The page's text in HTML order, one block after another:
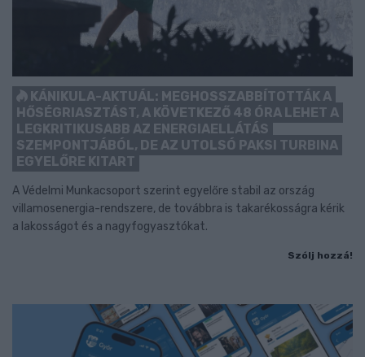
KÁNIKULA-AKTUÁL: MEGHOSSZABBÍTOTTÁK A
HŐSÉGRIASZTÁST, A KÖVETKEZŐ 48 ÓRA LEHET A
LEGKRITIKUSABB AZ ENERGIAELLÁTÁS
SZEMPONTJÁBÓL, DE AZ UTOLSÓ PAKSI TURBINA
EGYELŐRE KITART
A Védelmi Munkacsoport szerint egyelőre stabil az ország
villamosenergia-rendszere, de továbbra is takarékosságra kérik
a lakosságot és a nagyfogyasztókat.
Szólj hozzá!